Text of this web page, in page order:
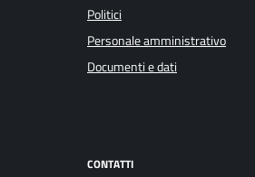
Politici
Personale amministrativo
Documenti e dati
CONTATTI